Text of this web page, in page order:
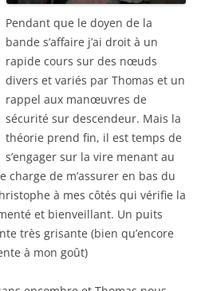
Pendant que le doyen de la
bande s’affaire j’ai droit à un
rapide cours sur des nœuds
divers et variés par Thomas et un
rappel aux manœuvres de
sécurité sur descendeur. Mais la
théorie prend fin, il est temps de
s’engager sur la vire menant au
charge de m’assurer en bas du
à mes côtés qui vérifie la
et bienveillant. Un puits
très grisante (bien qu’encore
à mon goût)